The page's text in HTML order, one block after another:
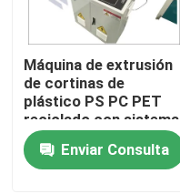
Hogar
Productos
Máquina de extrusión
de cortinas de
plástico PS PC PET
reciclado con sistema
de control PLC
Enviar Consulta